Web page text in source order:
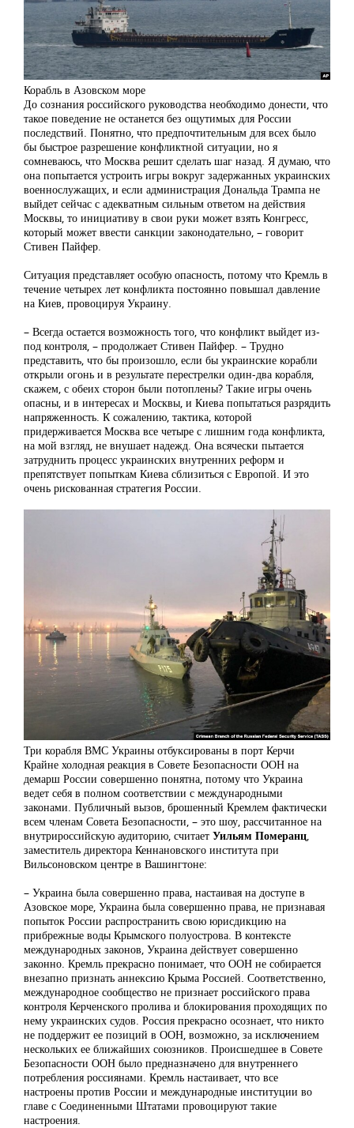
Корабль в Азовском море
До сознания российского руководства необходимо донести, что
такое поведение не останется без ощутимых для России
последствий. Понятно, что предпочтительным для всех было
бы быстрое разрешение конфликтной ситуации, но я
сомневаюсь, что Москва решит сделать шаг назад. Я думаю, что
она попытается устроить игры вокруг задержанных украинских
военнослужащих, и если администрация Дональда Трампа не
выйдет сейчас с адекватным сильным ответом на действия
Москвы, то инициативу в свои руки может взять Конгресс,
который может ввести санкции законодательно, – говорит
Стивен Пайфер.
Ситуация представляет особую опасность, потому что Кремль в
течение четырех лет конфликта постоянно повышал давление
на Киев, провоцируя Украину.
– Всегда остается возможность того, что конфликт выйдет из-
под контроля, – продолжает Стивен Пайфер. – Трудно
представить, что бы произошло, если бы украинские корабли
открыли огонь и в результате перестрелки один-два корабля,
скажем, с обеих сторон были потоплены? Такие игры очень
опасны, и в интересах и Москвы, и Киева попытаться разрядить
напряженность. К сожалению, тактика, которой
придерживается Москва все четыре с лишним года конфликта,
на мой взгляд, не внушает надежд. Она всячески пытается
затруднить процесс украинских внутренних реформ и
препятствует попыткам Киева сблизиться с Европой. И это
очень рискованная стратегия России.
Три корабля ВМС Украины отбуксированы в порт Керчи
Крайне холодная реакция в Совете Безопасности ООН на
демарш России совершенно понятна, потому что Украина
ведет себя в полном соответствии с международными
законами. Публичный вызов, брошенный Кремлем фактически
всем членам Совета Безопасности, – это шоу, рассчитанное на
внутрироссийскую аудиторию, считает Уильям Померанц
заместитель директора Кеннановского института при
Вильсоновском центре в Вашингтоне:
– Украина была совершенно права, настаивая на доступе в
Азовское море, Украина была совершенно права, не признавая
попыток России распространить свою юрисдикцию на
прибрежные воды Крымского полуострова. В контексте
международных законов, Украина действует совершенно
законно. Кремль прекрасно понимает, что ООН не собирается
внезапно признать аннексию Крыма Россией. Соответственно,
международное сообщество не признает российского права
контроля Керченского пролива и блокирования проходящих по
нему украинских судов. Россия прекрасно осознает, что никто
не поддержит ее позиций в ООН, возможно, за исключением
нескольких ее ближайших союзников. Происшедшее в Совете
Безопасности ООН было предназначено для внутреннего
потребления россиянами. Кремль настаивает, что все
настроены против России и международные институции во
главе с Соединенными Штатами провоцируют такие
настроения.